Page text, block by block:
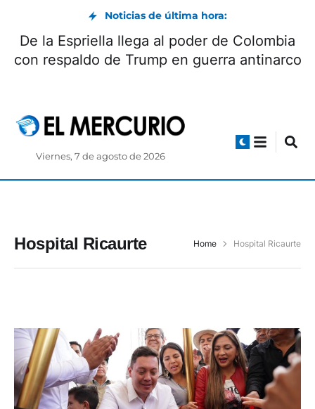
Noticias de última hora:
De la Espriella llega al poder de Colombia
con respaldo de Trump en guerra antinarco
Viernes, 7 de agosto de 2026
Hospital Ricaurte Home Hospital Ricaurte